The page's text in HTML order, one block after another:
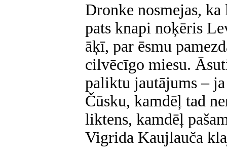
Dronke nosmejas,
pats knapi noķēris
āķī, par ēsmu
cilvēcīgo miesu.
paliktu jautājums –
Čūsku, kamdēļ tad
liktens, kamdēļ
Vigrida Kaujlauča